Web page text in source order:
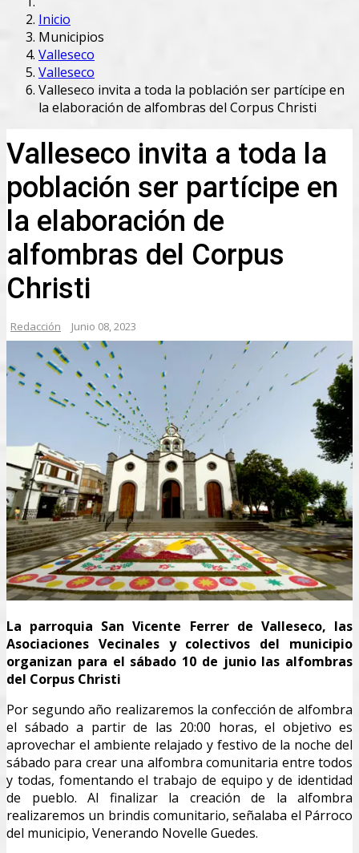
Inicio
Municipios
Valleseco
Valleseco
Valleseco invita a toda la población ser partícipe en
la elaboración de alfombras del Corpus Christi
Valleseco invita a toda la
población ser partícipe en
la elaboración de
alfombras del Corpus
Christi
Redacción Junio 08, 2023
La parroquia San Vicente Ferrer de Valleseco, las
Asociaciones Vecinales y colectivos del municipio
organizan para el sábado 10 de junio las alfombras
del Corpus Christi
Por segundo año realizaremos la confección de alfombra
el sábado a partir de las 20:00 horas, el objetivo es
aprovechar el ambiente relajado y festivo de la noche del
sábado para crear una alfombra comunitaria entre todos
y todas, fomentando el trabajo de equipo y de identidad
de pueblo. Al finalizar la creación de la alfombra
realizaremos un brindis comunitario, señalaba el Párroco
del municipio, Venerando Novelle Guedes.